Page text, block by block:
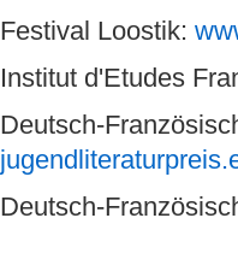
Festival Loostik:
Institut d'Etudes
Deutsch-
Deutsch-